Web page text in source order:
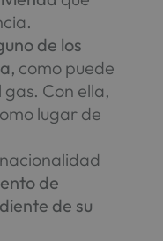
de los
, como puede
gas. Con ella,
lugar de
de
de su